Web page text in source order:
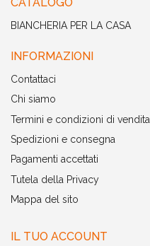
BIANCHERIA PER LA CASA
INFORMAZIONI
Contattaci
Chi siamo
Termini e condizioni di vendita
Spedizioni e consegna
Pagamenti accettati
Tutela della Privacy
Mappa del sito
IL TUO ACCOUNT